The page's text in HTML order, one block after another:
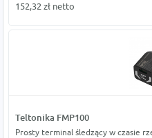
152,32 zł netto
Teltonika FMP100
Prosty terminal śledzący w czasie